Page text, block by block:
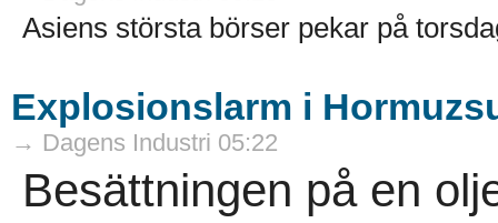
Asiens största börser pekar på
Explosionslarm i
→ Dagens Industri 05:22
Besättningen på en